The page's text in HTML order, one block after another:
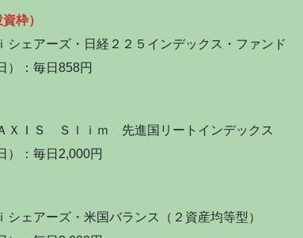
枠）
シェアーズ・日経２２５インデックス・ファンド
）：毎日858円
ＸＩＳ Ｓｌｉｍ 先進国リートインデックス
）：毎日2,000円
シェアーズ・米国バランス（２資産均等型）